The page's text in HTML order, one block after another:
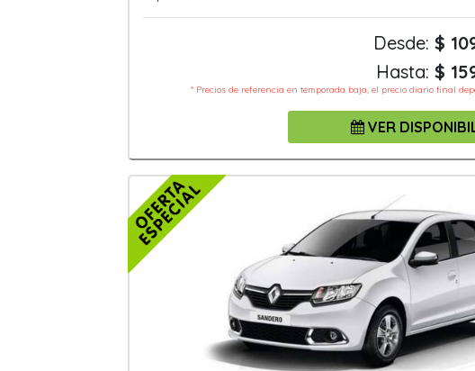
Desde: $
Hasta: $
* Precios de referencia en temporada baja, el precio diario final
VER